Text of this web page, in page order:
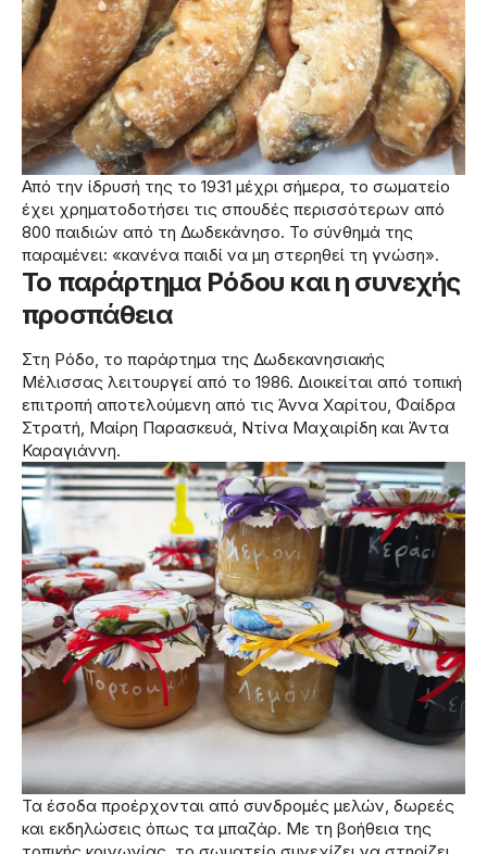
Από την ίδρυσή της το 1931 μέχρι σήμερα, το σωματείο
έχει χρηματοδοτήσει τις σπουδές περισσότερων από
800 παιδιών από τη Δωδεκάνησο. Το σύνθημά της
παραμένει: «κανένα παιδί να μη στερηθεί τη γνώση».
Το παράρτημα Ρόδου και η συνεχής
προσπάθεια
Στη Ρόδο, το παράρτημα της Δωδεκανησιακής
Μέλισσας λειτουργεί από το 1986. Διοικείται από τοπική
επιτροπή αποτελούμενη από τις Άννα Χαρίτου, Φαίδρα
Στρατή, Μαίρη Παρασκευά, Ντίνα Μαχαιρίδη και Άντα
Καραγιάννη.
Τα έσοδα προέρχονται από συνδρομές μελών, δωρεές
και εκδηλώσεις όπως τα μπαζάρ. Με τη βοήθεια της